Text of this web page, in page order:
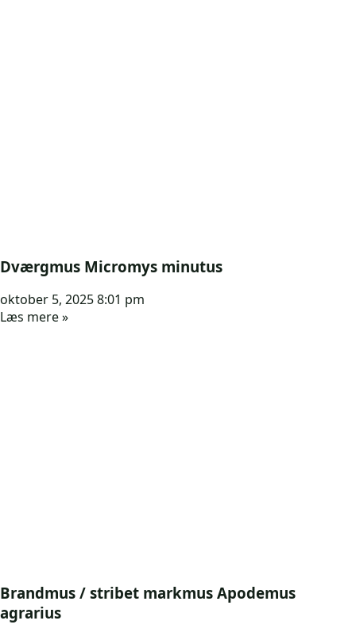
Dværgmus Micromys minutus
oktober 5, 20258:01 pm
Læs mere »
Brandmus / stribet markmus Apodemus
agrarius